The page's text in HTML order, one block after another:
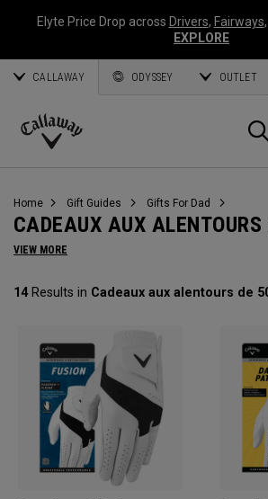
Elyte Price Drop across Drivers, Fairways,
EXPLORE
CALLAWAY ODYSSEY OUTLET
Callaway
Home Gift Guides Gifts For Dad
CADEAUX AUX
VIEW MORE
14Results in Cadeaux aux alentours de